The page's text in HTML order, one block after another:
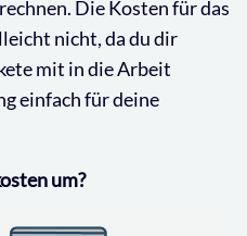
Die Kosten für das
nicht, da du dir
mit in die Arbeit
einfach für deine
um?